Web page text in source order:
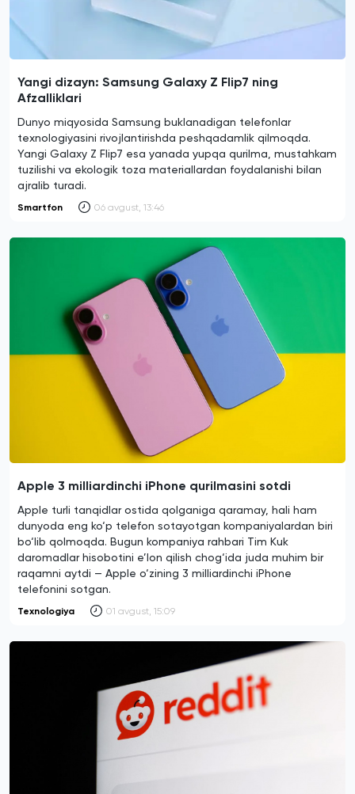
Yangi dizayn: Samsung Galaxy Z Flip7 ning
Afzalliklari
Dunyo miqyosida Samsung buklanadigan telefonlar
texnologiyasini rivojlantirishda peshqadamlik qilmoqda.
Yangi Galaxy Z Flip7 esa yanada yupqa qurilma, mustahkam
tuzilishi va ekologik toza materiallardan foydalanishi bilan
ajralib turadi.
Smartfon 06 avgust, 13:46
Apple 3 milliardinchi iPhone qurilmasini sotdi
Apple turli tanqidlar ostida qolganiga qaramay, hali ham
dunyoda eng ko‘p telefon sotayotgan kompaniyalardan biri
bo‘lib qolmoqda. Bugun kompaniya rahbari Tim Kuk
daromadlar hisobotini e’lon qilish chog‘ida juda muhim bir
raqamni aytdi — Apple o‘zining 3 milliardinchi iPhone
telefonini sotgan.
Texnologiya 01 avgust, 15:09